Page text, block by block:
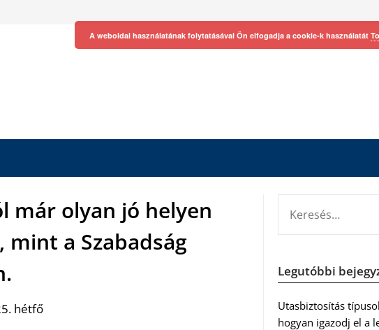
már olyan jó helyen
mint a Szabadság
hétfő
Legutóbbi
Utasbiztosítás
hogyan igazodj el a
A weboldal használatának folytatásával Ön elfogadja a cookie-k használatát